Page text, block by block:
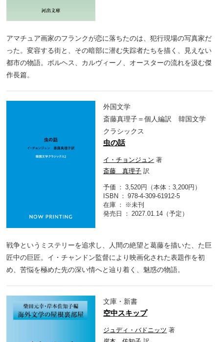
アマチュア画家のフランクが恋に落ちたのは、犯行現場の写真家だ
った。変容する街と、その暗部に潜む失踪者たちを描く、見えない
都市の物語。ボルヘス、カルヴィーノ、オースターの流れを汲む傑
作長篇。
外国文学
斎藤真理子＝個人編訳 韓国文学
クラシックス
虫の話
イ・チョンジュン 著
斎藤 真理子 訳
予価
3,520円（本体：3,200円）
ISBN
978-4-309-61912-5
在庫
※未刊
発売日
2027.01.14（予定）
戦争というミステリーを追求し、人間の絶望と葛藤を描いた、た巨
匠中の巨匠。イ・チャンドン監督により映画化された表題作を初
め、苦悩を極めた先の深い情へと辿り着く、魅惑の物語。
文庫・新書
空中スキップ
ジュディ・バドニッツ 著